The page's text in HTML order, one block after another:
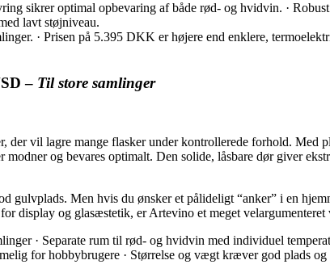
sikrer optimal opbevaring af både rød- og hvidvin. ·
lavt støjniveau.
· Prisen på 5.395 DKK er højere end enklere,
– Til store samlinger
vil lagre mange flasker under kontrollerede forhold. Med
modner og bevares optimalt. Den solide, låsbare dør giver
gulvplads. Men hvis du ønsker et pålideligt “anker” i en
display og glasæstetik, er Artevino et meget velargumenteret
· Separate rum til rød- og hvidvin med individuel
for hobbybrugere · Størrelse og vægt kræver god plads og